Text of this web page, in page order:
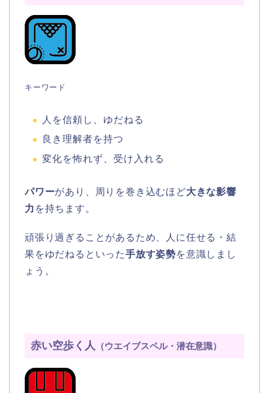
キーワード
人を信頼し、ゆだねる
良き理解者を持つ
変化を怖れず、受け入れる
パワーがあり、周りを巻き込むほど大きな影響
力 を持ちます。
頑張り過ぎることがあるため、人に任せる・結
果をゆだねるといった手放す姿勢を意識しまし
ょう。
赤い空歩く人 （ウエイブスペル・潜在意識）